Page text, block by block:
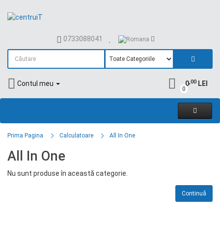
0733088041
Contul meu
0
0,00LEI
Prima Pagina Calculatoare All In One
All In One
Nu sunt produse în această categorie.
Continuă